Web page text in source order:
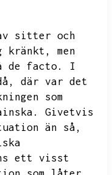
sitter och
kränkt,
men
facto.
I
där var det
som
Givetvis
än så,
ett visst